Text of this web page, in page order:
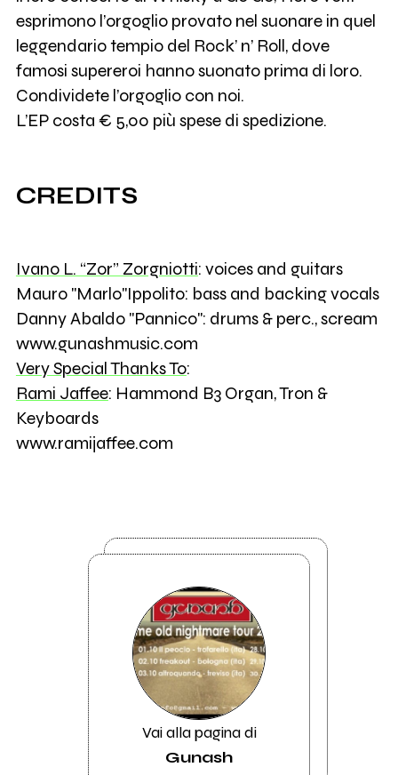
esprimono l’orgoglio provato nel suonare in quel
leggendario tempio del Rock’ n’ Roll, dove
famosi supereroi hanno suonato prima di loro.
Condividete l’orgoglio con noi.
L’EP costa € 5,00 più spese di spedizione.
CREDITS
Ivano L. “Zor” Zorgniotti: voices and guitars
Mauro "Marlo"Ippolito: bass and backing vocals
Danny Abaldo "Pannico": drums & perc., scream
www.gunashmusic.com
Very Special Thanks To:
Rami Jaffee: Hammond B3 Organ, Tron &
Keyboards
www.ramijaffee.com
Vai alla pagina di
Gunash